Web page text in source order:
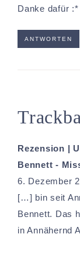
Danke dafür
ANTWORTEN
Rezension |
Bennett -
6. Dezember
[…] bin seit
Bennett. Das
in Annähernd